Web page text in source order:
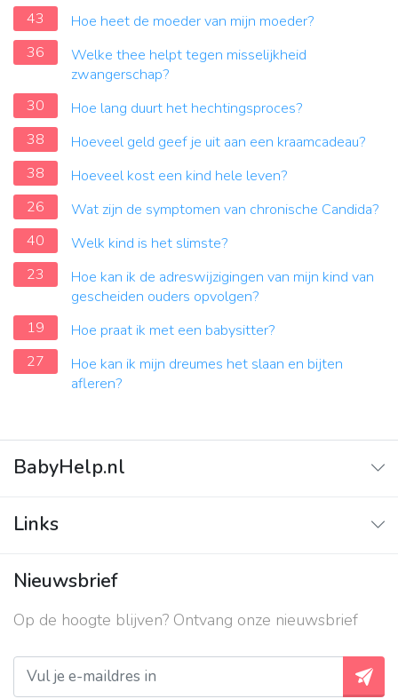
43
Hoe heet de moeder van mijn moeder?
36
Welke thee helpt tegen misselijkheid
zwangerschap?
30
Hoe lang duurt het hechtingsproces?
38
Hoeveel geld geef je uit aan een kraamcadeau?
38
Hoeveel kost een kind hele leven?
26
Wat zijn de symptomen van chronische Candida?
40
Welk kind is het slimste?
23
Hoe kan ik de adreswijzigingen van mijn kind van
gescheiden ouders opvolgen?
19
Hoe praat ik met een babysitter?
27
Hoe kan ik mijn dreumes het slaan en bijten
afleren?
BabyHelp.nl
Vraag & Antwoord
Links
Contact
Over ons
Privacy beleid
Nieuwsbrief
Op de hoogte blijven? Ontvang onze nieuwsbrief